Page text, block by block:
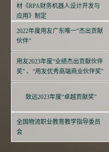
材《RPA财务机器人设计开发与
应用》制定
2022年度用友广东唯一“杰出贡献
伙伴”
用友2023年度“业绩杰出贡献伙伴
奖” 、“用友优秀高端商业伙伴奖”
致远2023年度“卓越贡献奖”
全国物流职业教育教学指导委员
会